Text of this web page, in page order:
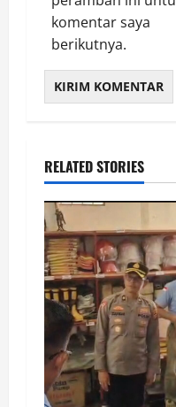
komentar saya
berikutnya.
RELATED STORIES